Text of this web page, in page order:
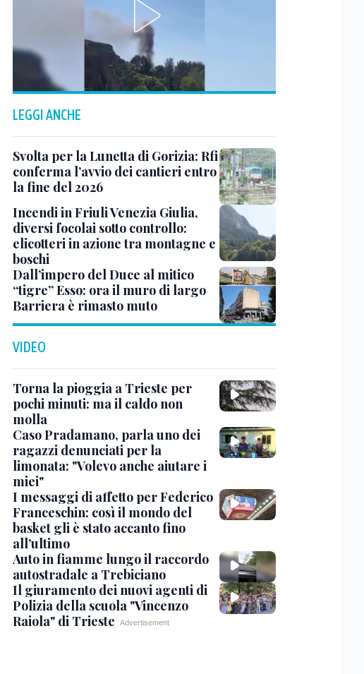
LEGGI ANCHE
Svolta per la Lunetta di Gorizia: Rfi
conferma l’avvio dei cantieri entro
la fine del 2026
Incendi in Friuli Venezia Giulia,
diversi focolai sotto controllo:
elicotteri in azione tra montagne e
boschi
Dall’impero del Duce al mitico
“tigre” Esso: ora il muro di largo
Barriera è rimasto muto
VIDEO
Torna la pioggia a Trieste per
pochi minuti: ma il caldo non
molla
Caso Pradamano, parla uno dei
ragazzi denunciati per la
limonata: "Volevo anche aiutare i
miei"
I messaggi di affetto per Federico
Franceschin: così il mondo del
basket gli è stato accanto fino
all’ultimo
Auto in fiamme lungo il raccordo
autostradale a Trebiciano
Il giuramento dei nuovi agenti di
Polizia della scuola "Vincenzo
Raiola" di Trieste